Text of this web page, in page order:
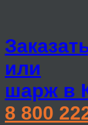
или
шарж в
8 800